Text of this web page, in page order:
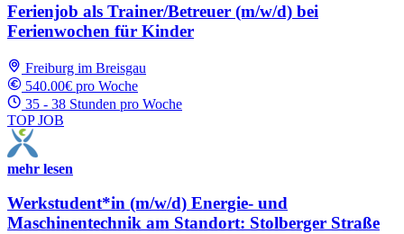
Ferienjob als Trainer/Betreuer (m/w/d) bei
Ferienwochen für Kinder
Freiburg im Breisgau
540.00€ pro Woche
35 - 38 Stunden pro Woche
TOP JOB
mehr lesen
Werkstudent*in (m/w/d) Energie- und
Maschinentechnik am Standort: Stolberger Straße